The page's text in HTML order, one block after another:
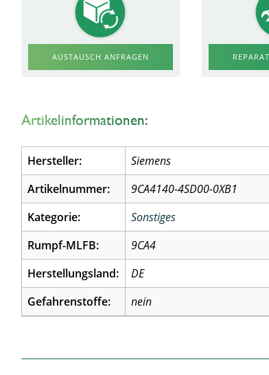
AUSTAUSCH ANFRAGEN
Artikelinformationen:
Hersteller:
Siemens
Artikelnummer:
9CA4140-4SD00-0XB1
Kategorie:
Sonstiges
Rumpf-MLFB:
9CA4
Herstellungsland:
DE
Gefahrenstoffe:
nein